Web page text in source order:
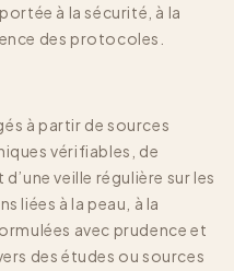
à la sécurité, à la
des protocoles.
à partir de sources
vérifiables, de
veille régulière sur les
liées à la peau, à la
avec prudence et
des études ou sources